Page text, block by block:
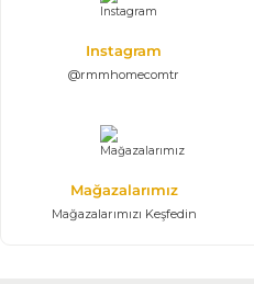
Instagram
@rmmhomecomtr
Mağazalarımız
Mağazalarımızı Keşfedin